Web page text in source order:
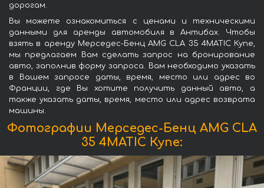
дорогам.
Вы можете ознакомиться с ценами и техническими
данными для аренды автомобиля в Антибах. Чтобы
взять в аренду Мерседес-Бенц AMG CLA 35 4MATIC Купе,
мы предлагаем Вам сделать запрос на бронирование
авто, заполнив форму запроса. Вам необходимо указать
в Вашем запросе даты, время, место или адрес во
Франции, где Вы хотите получить данный авто, а
также указать даты, время, место или адрес возврата
машины.
Фотографии Мерседес-Бенц AMG CLA
35 4MATIC Купе: